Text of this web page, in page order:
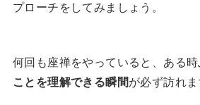
プローチをしてみましょう。
何回も座禅をやっていると、ある時
ことを理解できる瞬間が必ず訪れま